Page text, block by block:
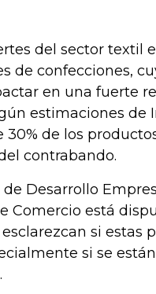
del sector textil
de confecciones,
en una fuerte
estimaciones de
de los
contrabando.
Desarrollo
Comercio está
si estas
si se